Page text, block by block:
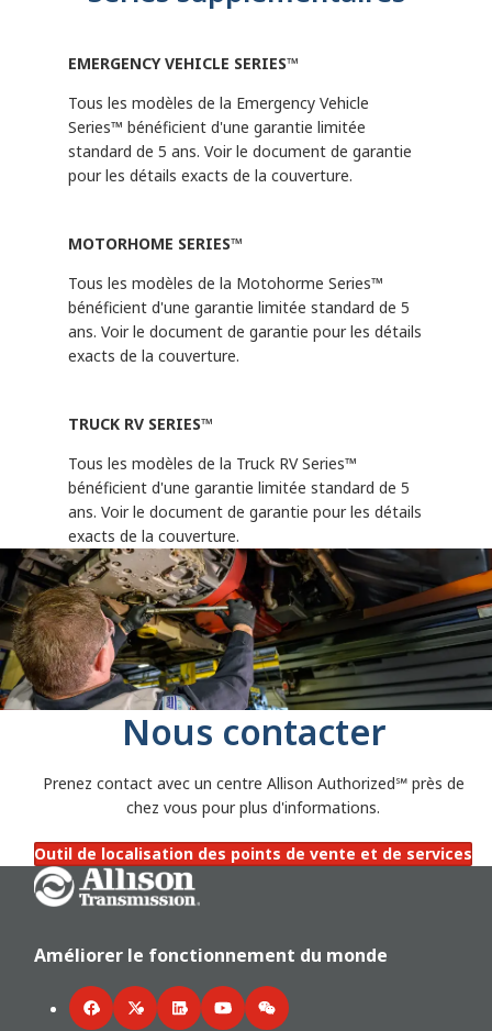
B400 R +
2 ans
limitée
Années de
B500 R
2 $2,973
EMERGENCY VEHICLE SERIES™
Tous les modèles de la Emergency Vehicle
Series™ bénéficient d'une garantie limitée
standard de 5 ans. Voir le document de garantie
pour les détails exacts de la couverture.
MOTORHOME SERIES™
Tous les modèles de la Motohorme Series™
bénéficient d'une garantie limitée standard de 5
ans. Voir le document de garantie pour les détails
exacts de la couverture.
TRUCK RV SERIES™
Tous les modèles de la Truck RV Series™
bénéficient d'une garantie limitée standard de 5
ans. Voir le document de garantie pour les détails
exacts de la couverture.
Nous contacter
Prenez contact avec un centre Allison Authorized℠ près de
chez vous pour plus d'informations.
Outil de localisation des points de vente et de services
Go Home
Améliorer le fonctionnement du monde
FacebookTwitterLinkedInYouTubeWeChat